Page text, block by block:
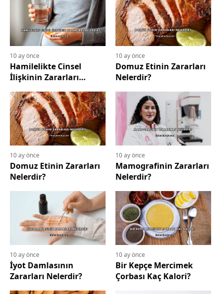
10 ay önce
Hamilelikte Cinsel
İlişkinin Zararları
10 ay önce
Domuz Etinin Zararları
Nelerdir?
10 ay önce
Domuz Etinin Zararları
Nelerdir?
10 ay önce
Mamografinin Zararları
Nelerdir?
10 ay önce
İyot Damlasının
Zararları Nelerdir?
10 ay önce
Bir Kepçe Mercimek
Çorbası Kaç Kalori?